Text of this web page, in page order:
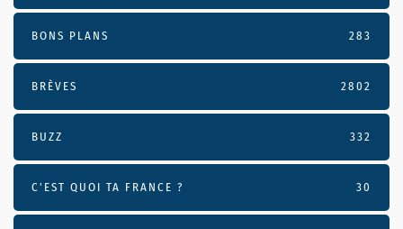
BONS PLANS 283
BRÈVES 2802
BUZZ 332
C'EST QUOI TA FRANCE ? 30